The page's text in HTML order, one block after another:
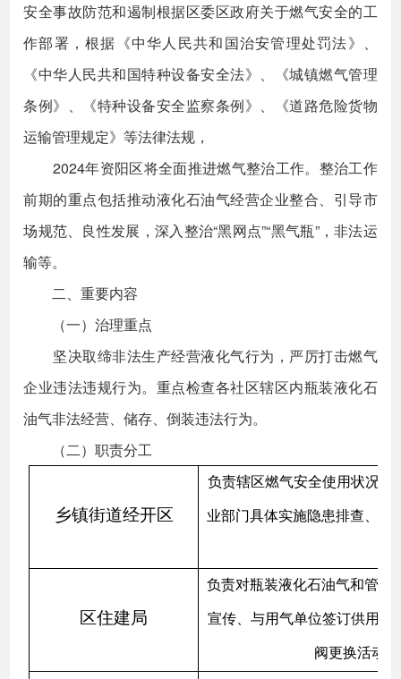
安全事故防范和遏制根据区委区政府关于燃气安全的工
作部署，根据《中华人民共和国治安管理处罚法》、
《中华人民共和国特种设备安全法》、《城镇燃气管理
条例》、《特种设备安全监察条例》、《道路危险货物
运输管理规定》等法律法规，
2024年资阳区将全面推进燃气整治工作。整治工作
前期的重点包括推动液化石油气经营企业整合、引导市
场规范、良性发展，深入整治“黑网点”“黑气瓶”，非法运
输等。
二、重要内容
（一）治理重点
坚决取缔非法生产经营液化气行为，严厉打击燃气
企业违法违规行为。重点检查各社区辖区内瓶装液化石
油气非法经营、储存、倒装违法行为。
（二）职责分工
乡镇街道经开区
负责辖区燃气安全使用状况，
业部门具体实施隐患排查、隐
区住建局
负责对瓶装液化石油气和管道
宣传、与用气单位签订供用气
阀更换活动